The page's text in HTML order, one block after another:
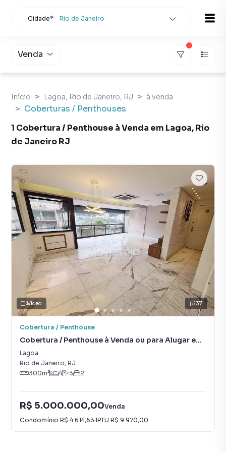
Cidade* Rio de Janeiro
Venda
Início Lagoa, Rio de Janeiro, RJ à venda
Coberturas / Penthouses
1 Cobertura / Penthouse à Venda em Lagoa, Rio
de Janeiro RJ
37
Vídeo
Cobertura / Penthouse
Cobertura / Penthouse à Venda ou para Alugar em
Lagoa
Lagoa
Rio de Janeiro, RJ
300m² 4 3 2
R$ 5.000.000,00Venda
Condomínio R$ 4.614,63·IPTU R$ 9.970,00